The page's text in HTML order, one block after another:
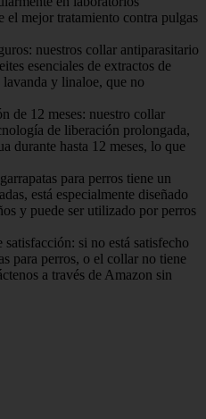
el mejor tratamiento contra pulgas
nuestros collar antiparasitario
esenciales de extractos de
y linaloe, que no
de 12 meses: nuestro collar
de liberación prolongada,
durante hasta 12 meses, lo que
para perros tiene un
está especialmente diseñado
y puede ser utilizado por perros
si no está satisfecho
para perros, o el collar no tiene
a través de Amazon sin